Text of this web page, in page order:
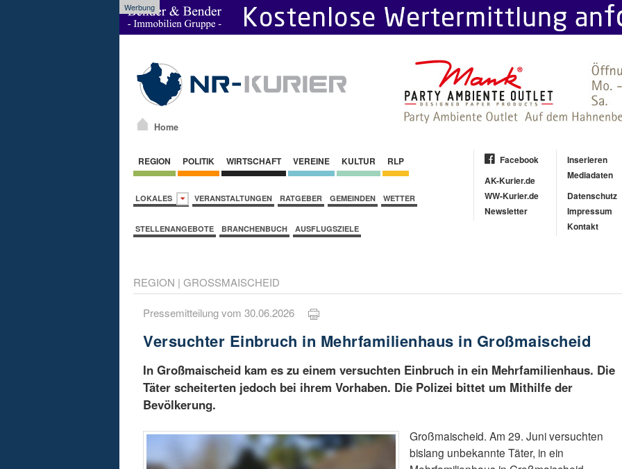
Werbung
Home
REGION POLITIK WIRTSCHAFT VEREINE KULTUR RLP
LOKALES VERANSTALTUNGEN RATGEBER GEMEINDEN WETTER
STELLENANGEBOTE BRANCHENBUCH AUSFLUGSZIELE
Facebook
AK-Kurier.de
WW-Kurier.de
Newsletter
Inserieren
Mediadaten
Datenschutz
Impressum
Kontakt
REGION | GROSSMAISCHEID
Pressemitteilung vom 30.06.2026
Versuchter Einbruch in Mehrfamilienhaus in Großmaischeid
In Großmaischeid kam es zu einem versuchten Einbruch in ein Mehrfamilienhaus. Die
Täter scheiterten jedoch bei ihrem Vorhaben. Die Polizei bittet um Mithilfe der
Bevölkerung.
Großmaischeid. Am 29. Juni versuchten
bislang unbekannte Täter, in ein